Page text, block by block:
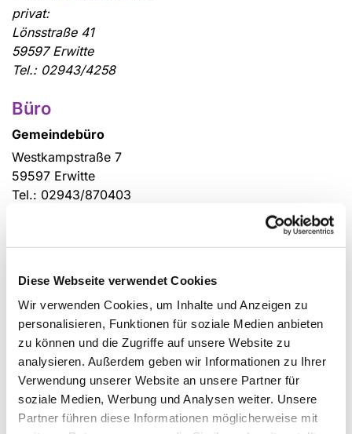
Diese Webseite verwendet Cookies
Wir verwenden Cookies, um Inhalte und Anzeigen zu
personalisieren, Funktionen für soziale Medien anbieten
zu können und die Zugriffe auf unsere Website zu
analysieren. Außerdem geben wir Informationen zu Ihrer
Verwendung unserer Website an unsere Partner für
soziale Medien, Werbung und Analysen weiter. Unsere
Partner führen diese Informationen möglicherweise mit
privat:
Lönsstraße 41
59597 Erwitte
Tel.: 02943/4258
Büro
Gemeindebüro
Westkampstraße 7
59597 Erwitte
Tel.: 02943/870403
In der Regel mittwochs von 9.00 Uhr bis 12.00 Uhr
Erwitte
Christuskirche
Westkampstraße
59597 Erwitte
Gemeindehaus
Westkampstraße 5
59597 Erwitte